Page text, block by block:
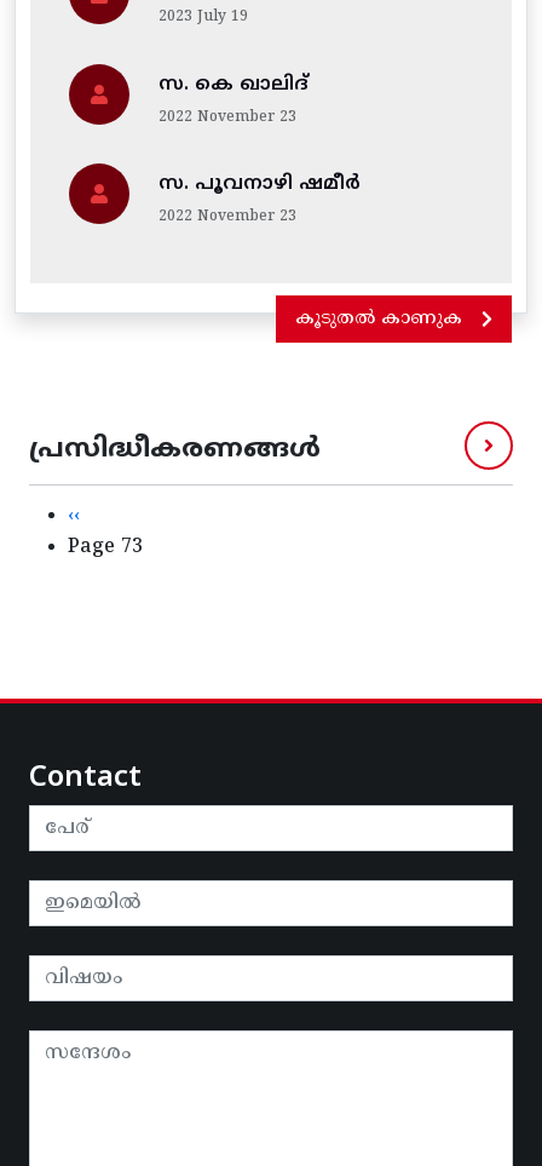
2023 July 19
സ. കെ ഖാലിദ്
2022 November 23
സ. പൂവനാഴി ഷമീർ
2022 November 23
കൂടുതൽ കാണുക
പ്രസിദ്ധീകരണങ്ങൾ
Pagination
Previous page
‹‹
Page 73
Contact